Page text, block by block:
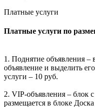
Платные услуги
Платные услуги по
1. Поднятие объявления –
объявление и выделить
услуги – 10 руб.
2. VIP-объявления – блок
размещается в блоке